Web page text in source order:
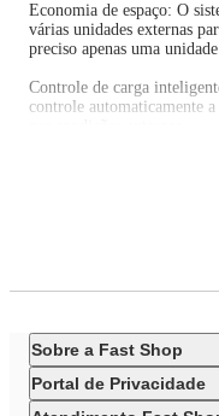
Economia de espaço: O
várias unidades externas
preciso apenas uma
Controle de carga
controle automaticamente
distribuída entre elas
Itens inclusos neste
Sobre a Fast Shop
Portal de Privacidade